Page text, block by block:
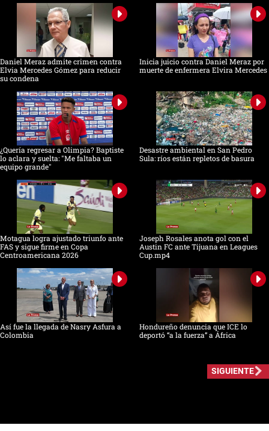
Daniel Meraz admite crimen contra
Elvia Mercedes Gómez para reducir
su condena
Inicia juicio contra Daniel Meraz por
muerte de enfermera Elvira Mercedes
¿Quería regresar a Olimpia? Baptiste
lo aclara y suelta: "Me faltaba un
equipo grande"
Desastre ambiental en San Pedro
Sula: ríos están repletos de basura
Motagua logra ajustado triunfo ante
FAS y sigue firme en Copa
Centroamericana 2026
Joseph Rosales anota gol con el
Austin FC ante Tijuana en Leagues
Cup.mp4
Así fue la llegada de Nasry Asfura a
Colombia
Hondureño denuncia que ICE lo
deportó “a la fuerza” a África
SIGUIENTE